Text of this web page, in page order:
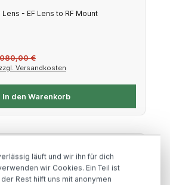
- EF Lens to RF Mount
€
Versandkosten
In den Warenkorb
läuft und wir ihn für dich
wir Cookies. Ein Teil ist
Rest hilft uns mit anonymen